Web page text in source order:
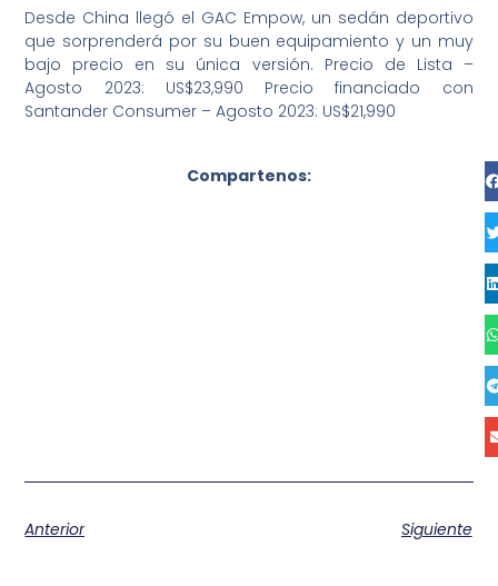
Desde China llegó el GAC Empow, un sedán deportivo
que sorprenderá por su buen equipamiento y un muy
bajo precio en su única versión. Precio de Lista –
Agosto 2023: US$23,990 Precio financiado con
Santander Consumer – Agosto 2023: US$21,990
Compartenos:
Anterior Siguiente